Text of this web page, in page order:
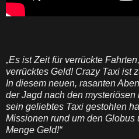
„Es ist Zeit für verrückte
verrücktes Geld! Crazy Taxi ist
In diesem neuen, rasanten
der Jagd nach den
sein geliebtes Taxi gestohlen
Missionen rund um den Globus
Menge Geld!“